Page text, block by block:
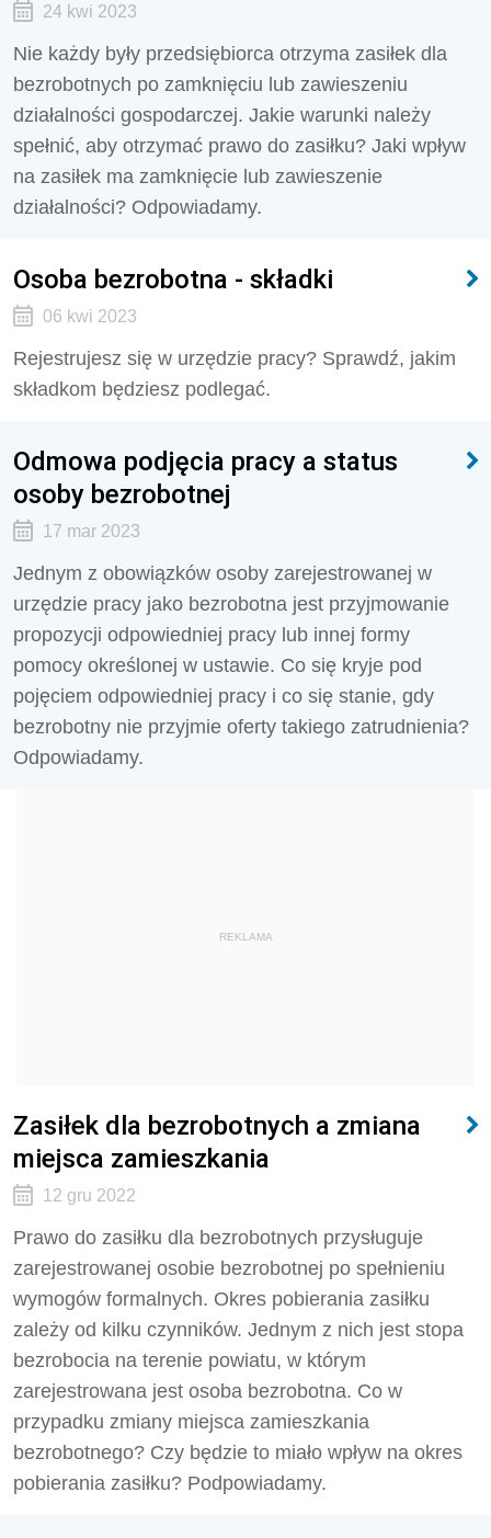
24 kwi 2023
Nie każdy były przedsiębiorca otrzyma zasiłek dla
bezrobotnych po zamknięciu lub zawieszeniu
działalności gospodarczej. Jakie warunki należy
spełnić, aby otrzymać prawo do zasiłku? Jaki wpływ
na zasiłek ma zamknięcie lub zawieszenie
działalności? Odpowiadamy.
Osoba bezrobotna - składki
06 kwi 2023
Rejestrujesz się w urzędzie pracy? Sprawdź, jakim
składkom będziesz podlegać.
Odmowa podjęcia pracy a status
osoby bezrobotnej
17 mar 2023
Jednym z obowiązków osoby zarejestrowanej w
urzędzie pracy jako bezrobotna jest przyjmowanie
propozycji odpowiedniej pracy lub innej formy
pomocy określonej w ustawie. Co się kryje pod
pojęciem odpowiedniej pracy i co się stanie, gdy
bezrobotny nie przyjmie oferty takiego zatrudnienia?
Odpowiadamy.
REKLAMA
Zasiłek dla bezrobotnych a zmiana
miejsca zamieszkania
12 gru 2022
Prawo do zasiłku dla bezrobotnych przysługuje
zarejestrowanej osobie bezrobotnej po spełnieniu
wymogów formalnych. Okres pobierania zasiłku
zależy od kilku czynników. Jednym z nich jest stopa
bezrobocia na terenie powiatu, w którym
zarejestrowana jest osoba bezrobotna. Co w
przypadku zmiany miejsca zamieszkania
bezrobotnego? Czy będzie to miało wpływ na okres
pobierania zasiłku? Podpowiadamy.